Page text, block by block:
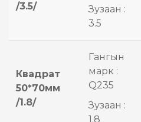
/3.5/
Зузаан :
3.5
Квадрат
50*70мм
/1.8/
Гангын
марк :
Q235
Зузаан :
1.8